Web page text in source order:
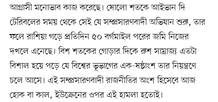
আগ্রাসী মনোভাব কাজ করেছে। ষোলো শতকে আইভান দি
টেরিবলের সময় থেকে সেই যে সম্প্রসারণবাদী অভিযান শুরু, তার
ফলে রাশিয়া গড়ে প্রতিদিন ৫০ বর্গমাইল পরের জমি নিজের
দখলে এনেছে। বিশ শতকের গোড়ার দিকে রুশ সাম্রাজ্য এতটা
বিশাল হয়ে পড়ে যে বিশ্বের ভূভাগের এক-ষষ্ঠাংশ তার নিয়ন্ত্রণে
চলে আসে। এই সম্প্রসারণবাদী রাজনীতির অংশ হিসেবে আজ
হোক বা কাল, ইউক্রেনের ওপর এই হামলা হতোই।